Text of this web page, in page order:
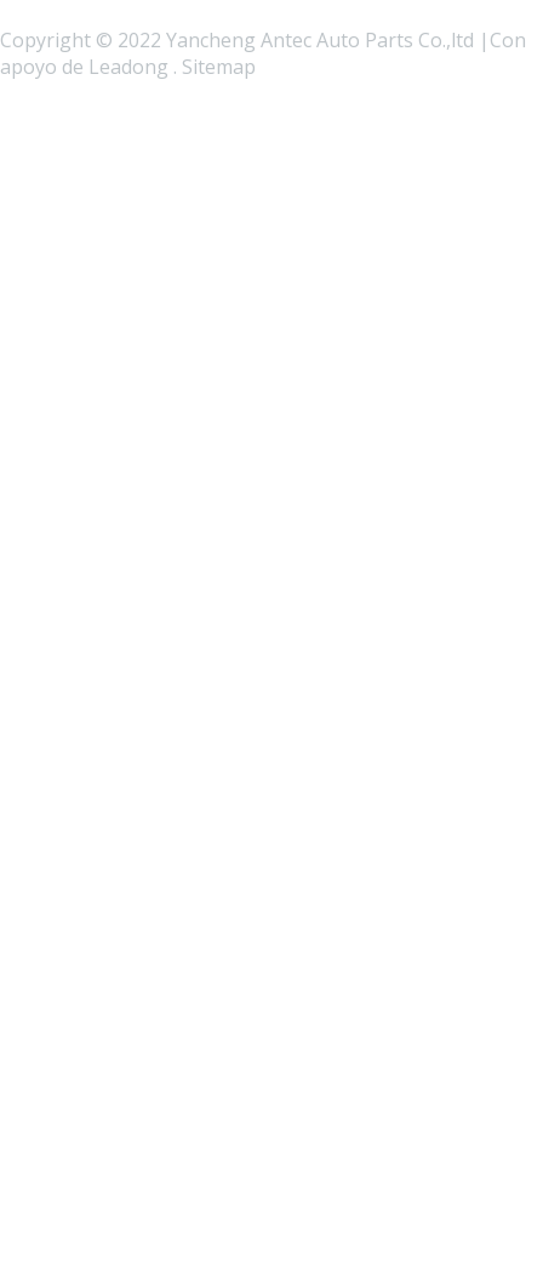
Copyright © 2022 Yancheng Antec Auto Parts Co.,ltd |Con
apoyo de Leadong . Sitemap